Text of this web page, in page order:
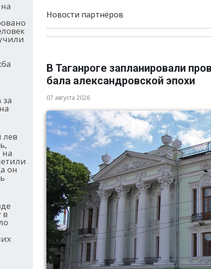
лев
на
он
в
Новости партнёров
В Таганроге запланировали
бала александровской эпохи
07 августа 2026